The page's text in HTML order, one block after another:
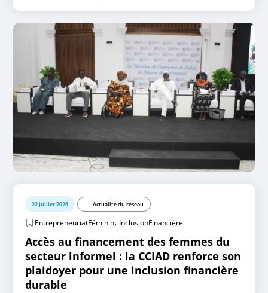
22 juillet 2026 Actualité du réseau
EntrepreneuriatFéminin, InclusionFinancière
Accès au financement des femmes du
secteur informel : la CCIAD renforce son
plaidoyer pour une inclusion financière
durable